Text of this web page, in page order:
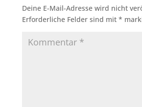
Deine E-Mail-Adresse wird nicht
Erforderliche Felder sind mit *